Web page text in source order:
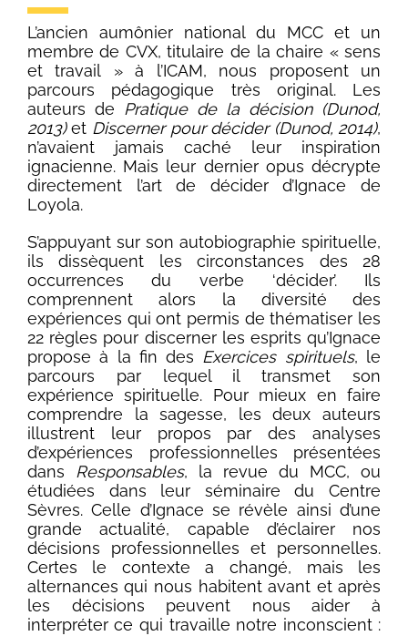
L’ancien aumônier national du MCC et un
membre de CVX, titulaire de la chaire « sens
et travail » à l’ICAM, nous proposent un
parcours pédagogique très original. Les
auteurs de Pratique de la décision (Dunod,
2013)et Discerner pour décider (Dunod, 2014),
n’avaient jamais caché leur inspiration
ignacienne. Mais leur dernier opus décrypte
directement l’artde décider d’Ignace de
Loyola.
S’appuyant sur son autobiographie spirituelle,
ils dissèquent les circonstances des 28
occurrences du verbe ‘décider’. Ils
comprennent alors la diversité des
expériences qui ont permis de thématiser les
22 règles pour discerner les esprits qu’Ignace
propose à la fin des Exercices spirituels, le
parcours par lequel il transmet son
expérience spirituelle. Pour mieux en faire
comprendre la sagesse, les deux auteurs
illustrent leur propos par des analyses
d’expériences professionnelles présentées
dans Responsables, la revue du MCC, ou
étudiées dans leur séminaire du Centre
Sèvres. Celle d’Ignace se révèle ainsi d’une
grande actualité, capable d’éclairer nos
décisions professionnelles et personnelles.
Certes le contexte a changé, mais les
alternances qui nous habitent avant et après
les décisions peuvent nous aider à
interpréter ce qui travaille notre inconscient :